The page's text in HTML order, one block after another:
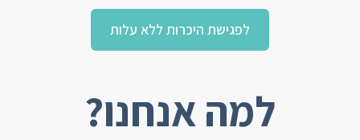
לפגישת היכרות ללא עלות
למה אנחנו?